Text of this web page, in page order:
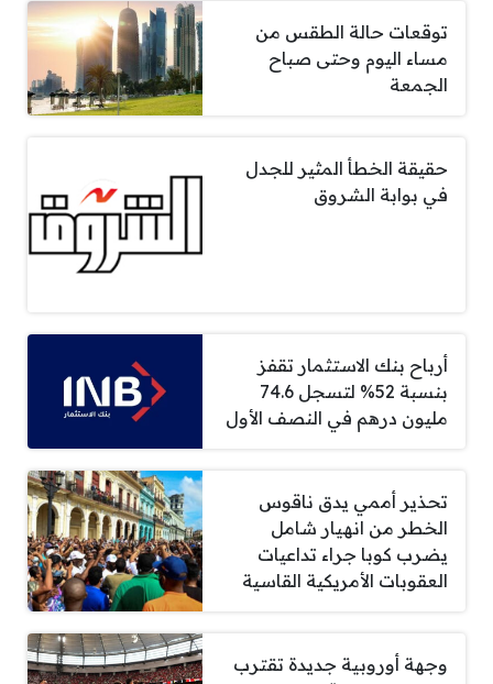
توقعات حالة الطقس من
مساء اليوم وحتى صباح
الجمعة
حقيقة الخطأ المثير للجدل
في بوابة الشروق
أرباح بنك الاستثمار تقفز
بنسبة 52% لتسجل 74.6
مليون درهم في النصف الأول
تحذير أممي يدق ناقوس
الخطر من انهيار شامل
يضرب كوبا جراء تداعيات
العقوبات الأمريكية القاسية
وجهة أوروبية جديدة تقترب